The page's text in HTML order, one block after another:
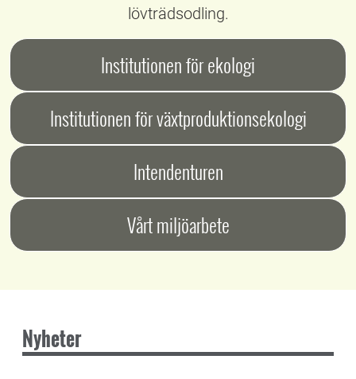
lövträdsodling.
Institutionen för ekologi
Institutionen för växtproduktionsekologi
Intendenturen
Vårt miljöarbete
Nyheter